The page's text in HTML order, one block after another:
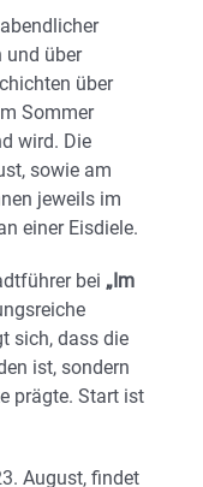
und über
über
Sommer
wird. Die
sowie am
jeweils im
einer Eisdiele.
bei „Im
sich, dass die
ist, sondern
prägte. Start ist
August, findet